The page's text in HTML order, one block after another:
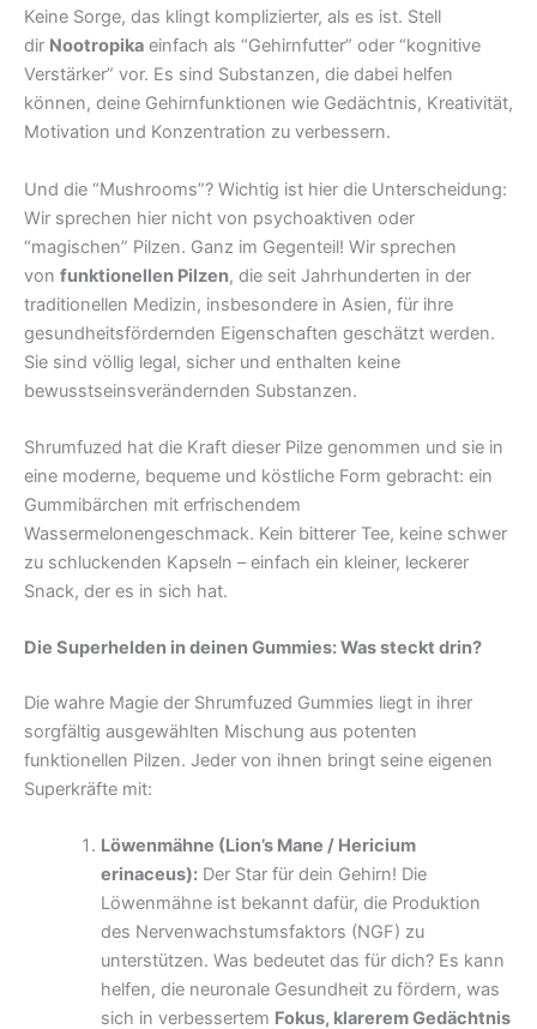
Keine Sorge, das klingt komplizierter, als es ist. Stell
dir Nootropika einfach als “Gehirnfutter” oder “kognitive
Verstärker” vor. Es sind Substanzen, die dabei helfen
können, deine Gehirnfunktionen wie Gedächtnis, Kreativität,
Motivation und Konzentration zu verbessern.
Und die “Mushrooms”? Wichtig ist hier die Unterscheidung:
Wir sprechen hier nicht von psychoaktiven oder
“magischen” Pilzen. Ganz im Gegenteil! Wir sprechen
von funktionellen Pilzen, die seit Jahrhunderten in der
traditionellen Medizin, insbesondere in Asien, für ihre
gesundheitsfördernden Eigenschaften geschätzt werden.
Sie sind völlig legal, sicher und enthalten keine
bewusstseinsverändernden Substanzen.
Shrumfuzed hat die Kraft dieser Pilze genommen und sie in
eine moderne, bequeme und köstliche Form gebracht: ein
Gummibärchen mit erfrischendem
Wassermelonengeschmack. Kein bitterer Tee, keine schwer
zu schluckenden Kapseln – einfach ein kleiner, leckerer
Snack, der es in sich hat.
Die Superhelden in deinen Gummies: Was steckt drin?
Die wahre Magie der Shrumfuzed Gummies liegt in ihrer
sorgfältig ausgewählten Mischung aus potenten
funktionellen Pilzen. Jeder von ihnen bringt seine eigenen
Superkräfte mit:
Löwenmähne (Lion’s Mane / Hericium
erinaceus):Der Star für dein Gehirn! Die
Löwenmähne ist bekannt dafür, die Produktion
des Nervenwachstumsfaktors (NGF) zu
unterstützen. Was bedeutet das für dich? Es kann
helfen, die neuronale Gesundheit zu fördern, was
sich in verbessertem Fokus, klarerem Gedächtnis